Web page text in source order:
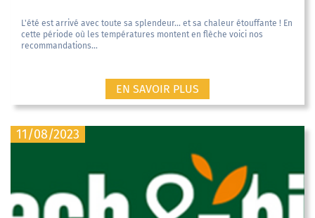
L'été est arrivé avec toute sa splendeur... et sa chaleur étouffante ! En
cette période où les températures montent en flèche voici nos
recommandations...
EN SAVOIR PLUS
11/08/2023